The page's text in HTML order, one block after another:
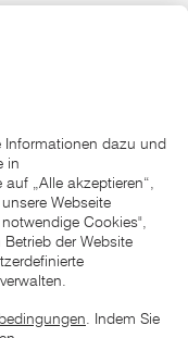
uns in den letzten 30
verlangte Preis
Website sind die
zu verstehen